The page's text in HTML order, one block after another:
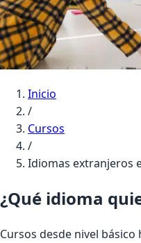
Inicio
/
Cursos
/
Idiomas extranjeros
¿Qué idioma
Cursos desde nivel básico